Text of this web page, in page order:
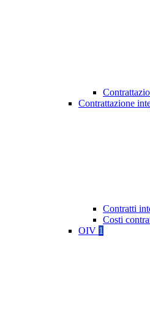
Contrattazione
Contratti
Costi
OIV 1